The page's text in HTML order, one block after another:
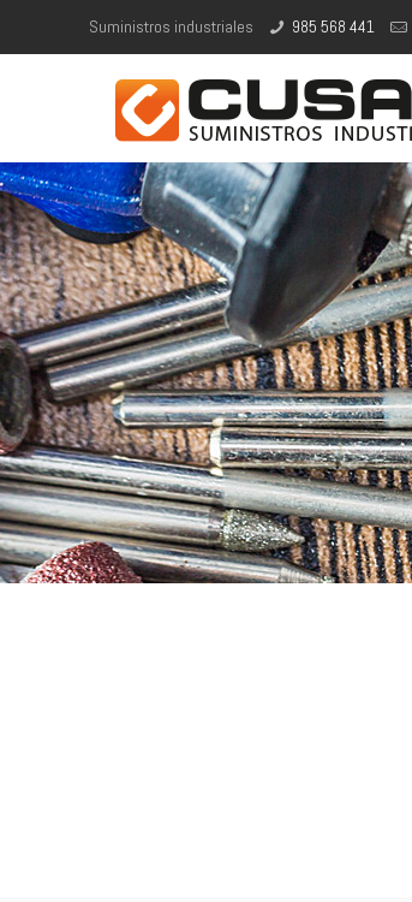
Suministros industriales 985 568 441